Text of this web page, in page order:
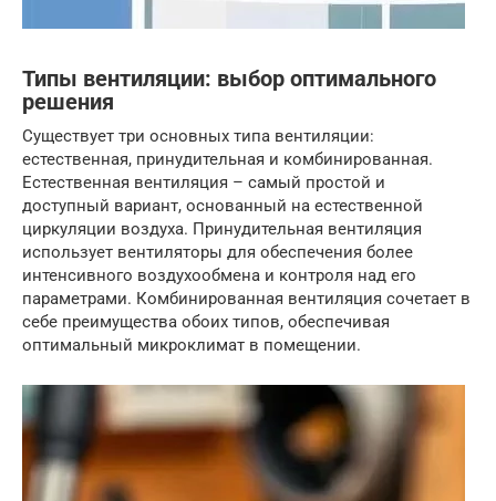
Типы вентиляции: выбор оптимального
решения
Существует три основных типа вентиляции:
естественная, принудительная и комбинированная.
Естественная вентиляция – самый простой и
доступный вариант, основанный на естественной
циркуляции воздуха. Принудительная вентиляция
использует вентиляторы для обеспечения более
интенсивного воздухообмена и контроля над его
параметрами. Комбинированная вентиляция сочетает в
себе преимущества обоих типов, обеспечивая
оптимальный микроклимат в помещении.